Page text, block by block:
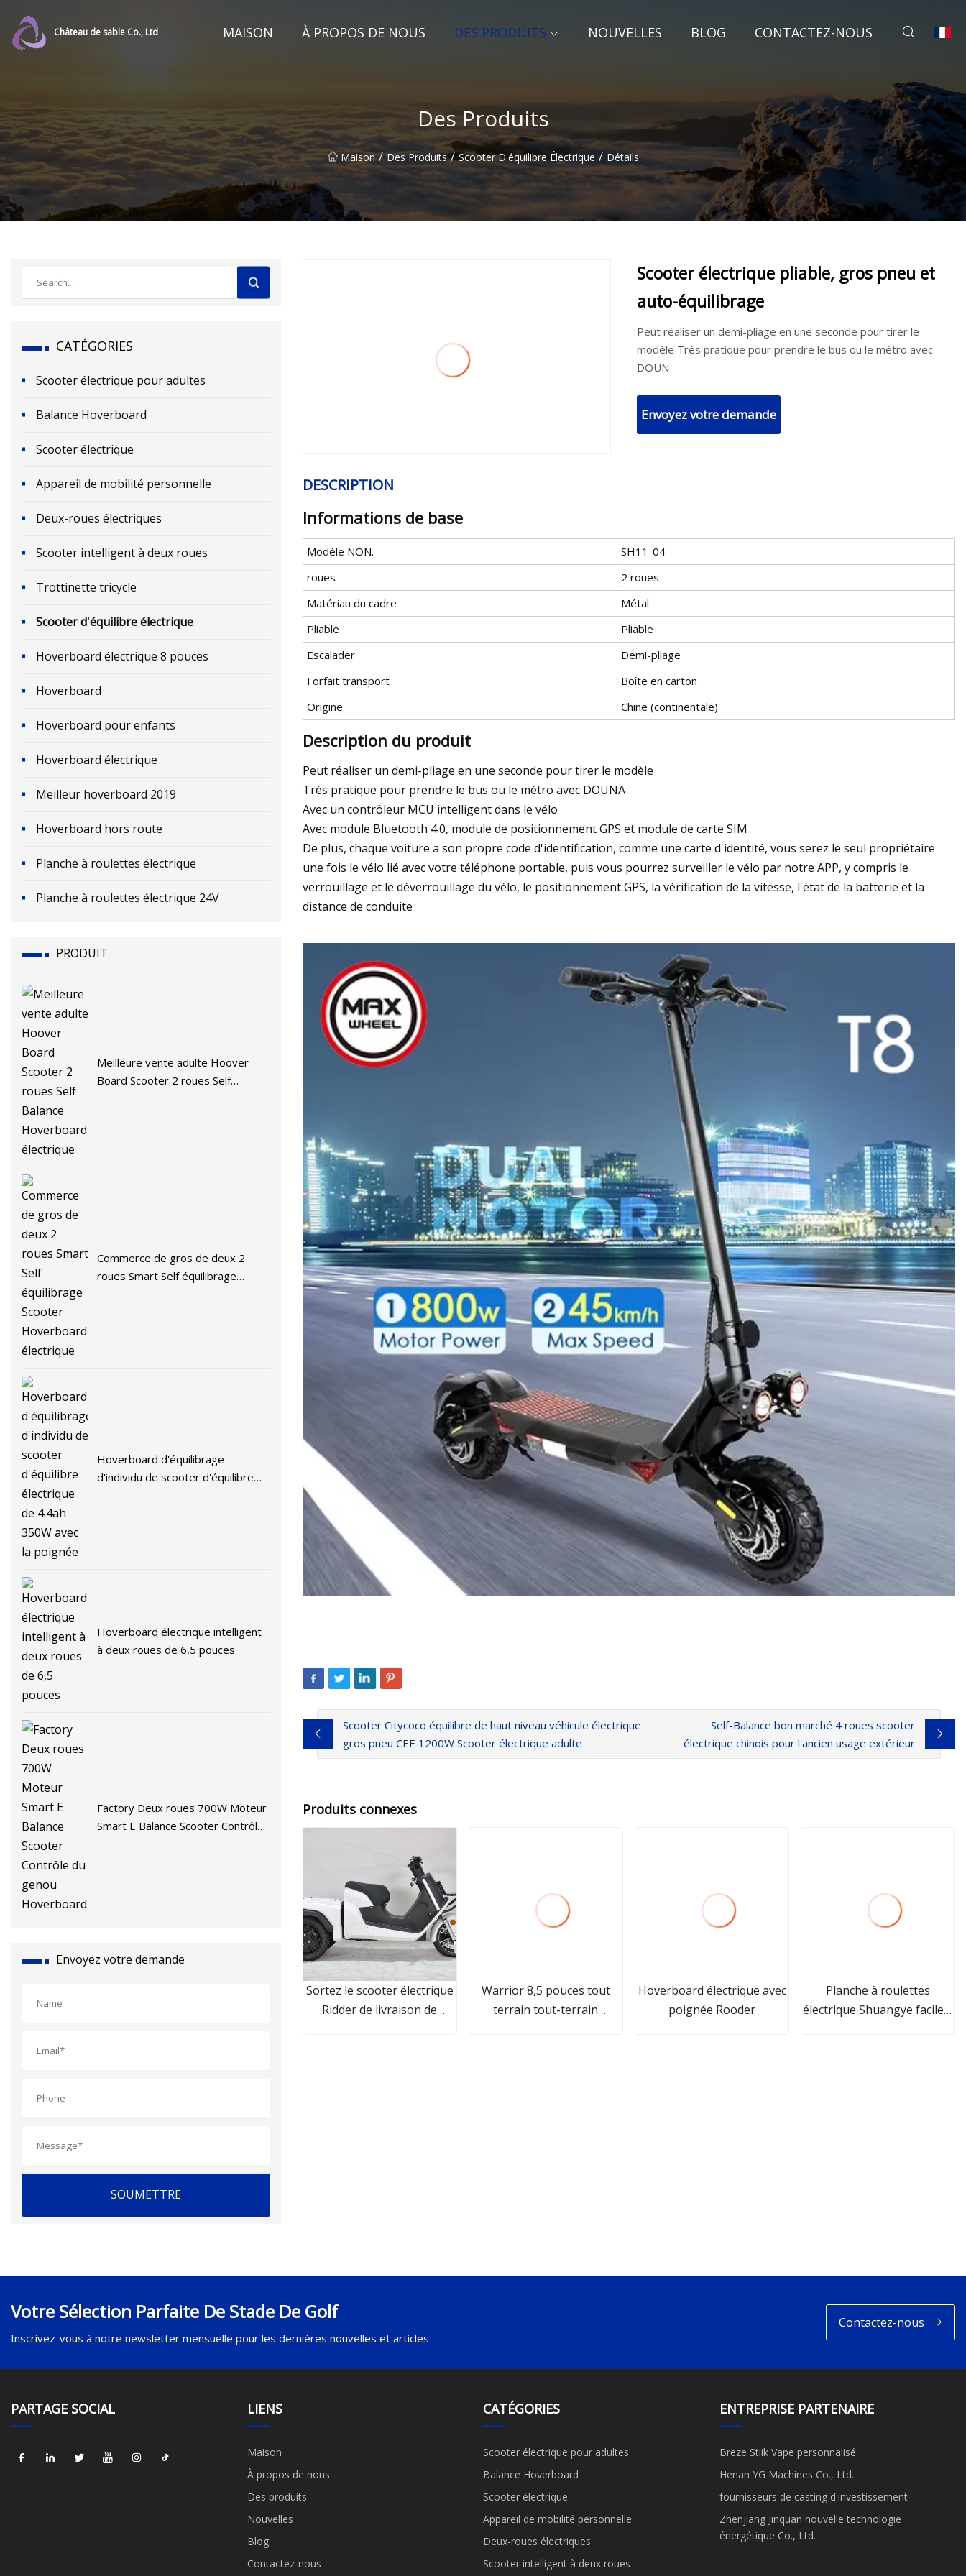
Château de sable Co., Ltd MAISON À PROPOS DE NOUS DES PRODUITS NOUVELLES BLOG CONTACTEZ-NOUS
Des Produits
Maison / Des Produits / Scooter D'équilibre Électrique / Détails
CATÉGORIES
Scooter électrique pour adultes
Balance Hoverboard
Scooter électrique
Appareil de mobilité personnelle
Deux-roues électriques
Scooter intelligent à deux roues
Trottinette tricycle
Scooter d'équilibre électrique
Hoverboard électrique 8 pouces
Hoverboard
Hoverboard pour enfants
Hoverboard électrique
Meilleur hoverboard 2019
Hoverboard hors route
Planche à roulettes électrique
Planche à roulettes électrique 24V
PRODUIT
Meilleure vente adulte Hoover
Board Scooter 2 roues Self
Commerce de gros de deux 2
roues Smart Self équilibrage
Hoverboard d'équilibrage
d'individu de scooter d'équilibre
Hoverboard électrique intelligent
à deux roues de 6,5 pouces
Factory Deux roues 700W Moteur
Smart E Balance Scooter Contrôle
Envoyez votre demande
SOUMETTRE
Scooter électrique pliable, gros pneu et
auto-équilibrage
Peut réaliser un demi-pliage en une seconde pour tirer le
modèle Très pratique pour prendre le bus ou le métro avec
DOUN
Envoyez votre demande
DESCRIPTION
Informations de base
Modèle NON.
SH11-04
roues
2 roues
Matériau du cadre
Métal
Pliable
Pliable
Escalader
Demi-pliage
Forfait transport
Boîte en carton
Origine
Chine (continentale)
Description du produit
Peut réaliser un demi-pliage en une seconde pour tirer le modèle
Très pratique pour prendre le bus ou le métro avec DOUNA
Avec un contrôleur MCU intelligent dans le vélo
Avec module Bluetooth 4.0, module de positionnement GPS et module de carte SIM
De plus, chaque voiture a son propre code d'identification, comme une carte d'identité, vous serez le seul propriétaire
une fois le vélo lié avec votre téléphone portable, puis vous pourrez surveiller le vélo par notre APP, y compris le
verrouillage et le déverrouillage du vélo, le positionnement GPS, la vérification de la vitesse, l'état de la batterie et la
distance de conduite
Scooter Citycoco équilibre de haut niveau véhicule électrique
gros pneu CEE 1200W Scooter électrique adulte
Self-Balance bon marché 4 roues scooter
électrique chinois pour l'ancien usage extérieur
Produits connexes
Sortez le scooter électrique
Ridder de livraison de
Warrior 8,5 pouces tout
terrain tout-terrain
Hoverboard électrique avec
poignée Rooder
Planche à roulettes
électrique Shuangye facile à
Votre Sélection Parfaite De Stade De Golf
Inscrivez-vous à notre newsletter mensuelle pour les dernières nouvelles et articles
Contactez-nous
PARTAGE SOCIAL LIENS
Maison
À propos de nous
Des produits
Nouvelles
Blog
Contactez-nous
CATÉGORIES
Scooter électrique pour adultes
Balance Hoverboard
Scooter électrique
Appareil de mobilité personnelle
Deux-roues électriques
Scooter intelligent à deux roues
ENTREPRISE PARTENAIRE
Breze Stiik Vape personnalisé
Henan YG Machines Co., Ltd.
fournisseurs de casting d'investissement
Zhenjiang Jinquan nouvelle technologie
énergétique Co., Ltd.